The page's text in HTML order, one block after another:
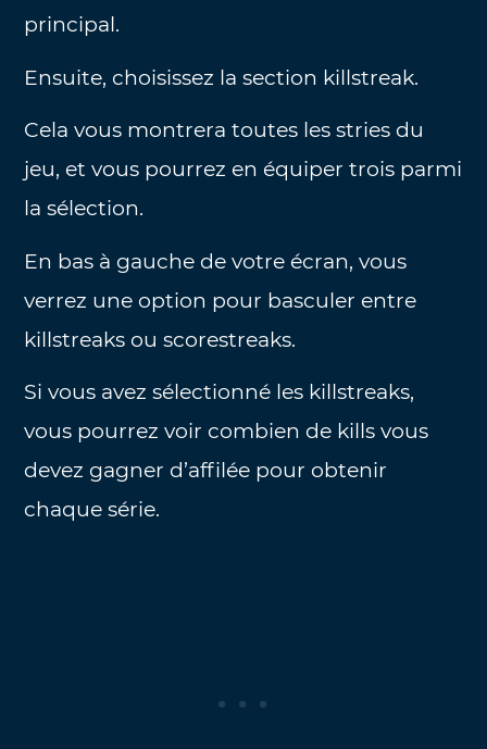
principal.
Ensuite, choisissez la section killstreak.
Cela vous montrera toutes les stries du
jeu, et vous pourrez en équiper trois parmi
la sélection.
En bas à gauche de votre écran, vous
verrez une option pour basculer entre
killstreaks ou scorestreaks.
Si vous avez sélectionné les killstreaks,
vous pourrez voir combien de kills vous
devez gagner d’affilée pour obtenir
chaque série.